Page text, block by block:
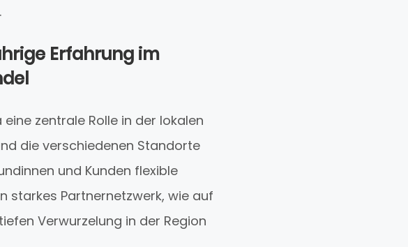
Erfahrung im
zentrale Rolle in der lokalen
die verschiedenen Standorte
und Kunden flexible
starkes Partnernetzwerk, wie auf
Verwurzelung in der Region